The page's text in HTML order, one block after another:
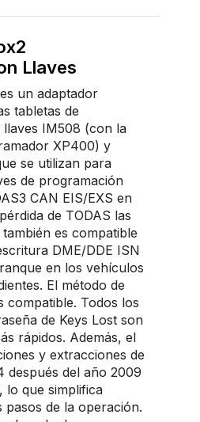
Llaves
un adaptador
tabletas de
IM508 (con la
XP400) y
se utilizan para
de programación
CAN EIS/EXS en
de TODAS las
es compatible
DME/DDE ISN
en los vehículos
El método de
compatible. Todos los
de Keys Lost son
rápidos. Además, el
y extracciones de
después del año 2009
lo que simplifica
pasos de la operación.